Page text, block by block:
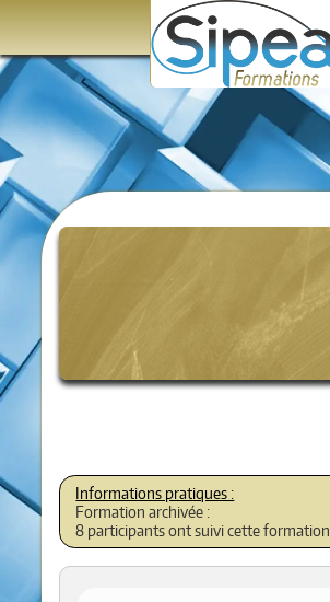
Formation archivée :
8 participants ont suivi cette formation.